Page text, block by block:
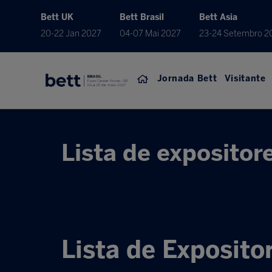
Bett UK
20-22 Jan 2027
Bett Brasil
04-07 Mai 2027
Bett Asia
23-24 Setembro
Jornada Bett Visitante
Lista de
Lista de